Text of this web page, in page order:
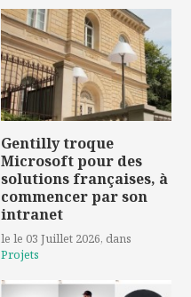
Gentilly troque
Microsoft pour des
solutions françaises, à
commencer par son
intranet
le le 03 Juillet 2026, dans
Projets